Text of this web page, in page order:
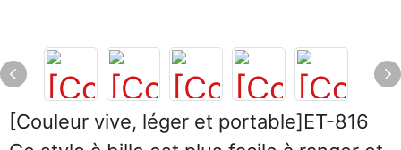
[Couleur vive, léger et portable]ET-816